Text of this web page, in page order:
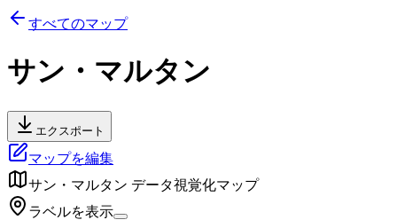
すべてのマップ
サン・マルタン
エクスポート
マップを編集
サン・マルタン データ視覚化マップ
ラベルを表示